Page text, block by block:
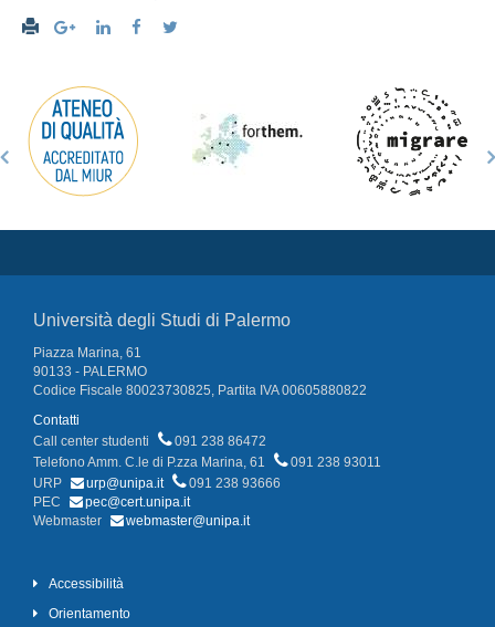
Università degli Studi di Palermo
Piazza Marina, 61
90133 - PALERMO
Codice Fiscale 80023730825, Partita IVA 00605880822
Contatti
Call center studenti
091 238 86472
Telefono Amm. C.le di P.zza Marina, 61
091 238 93011
URP
urp@unipa.it
091 238 93666
PEC
pec@cert.unipa.it
Webmaster
webmaster@unipa.it
Accessibilità
Orientamento